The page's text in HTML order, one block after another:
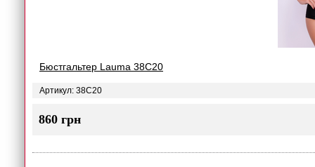
Бюстгальтер Lauma 38C20
Артикул: 38C20
860 грн